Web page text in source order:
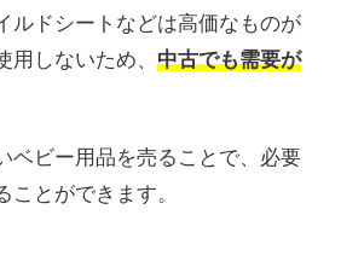
ルドシートなどは高価なものが
しないため、 中古でも需要が
ベビー用品を売ることで、必要
ことができます。